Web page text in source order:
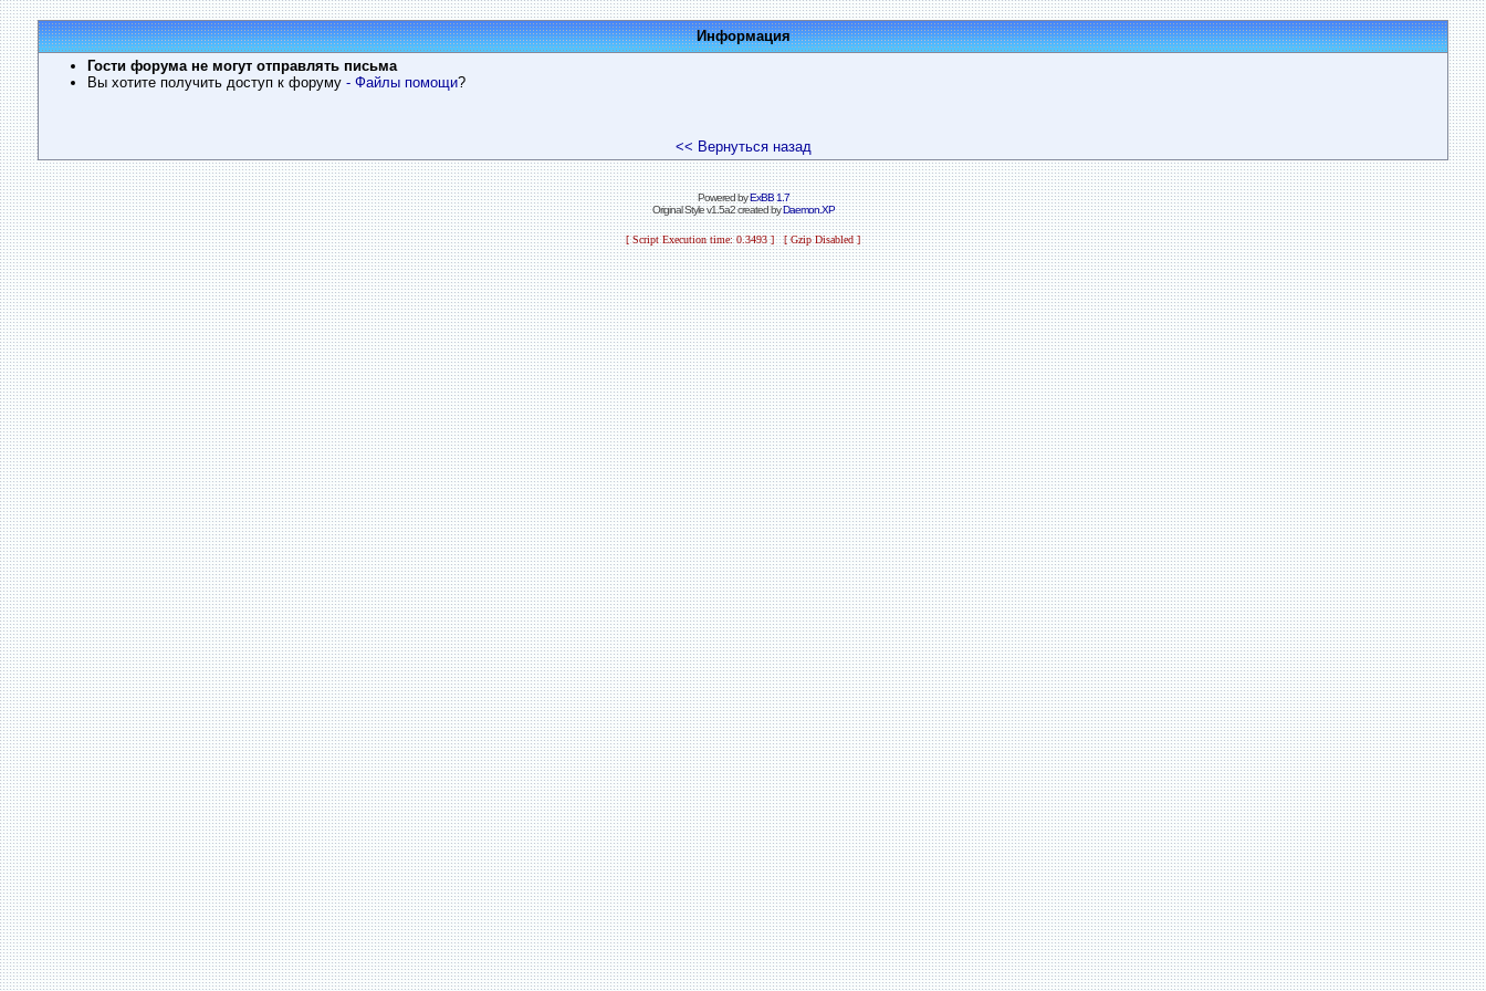
Информация
Гости форума не могут отправлять письма
Вы хотите получить доступ к форуму - Файлы помощи?
<< Вернуться назад
Powered byExBB 1.7
Original Style v1.5a2 created byDaemon.XP
[ Script Execution time: 0.3493 ] [ Gzip Disabled ]